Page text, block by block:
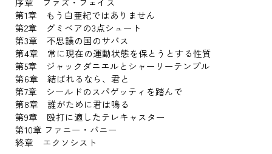
第1章 もう白亜紀ではありません
第2章 グミベアの3点シュート
第3章 不思議の国のサバス
第4章 常に現在の運動状態を保とうとする性質
第5章 ジャックダニエルとシャーリーテンプル
第6章 結ばれるなら、君と
第7章 シールドのスパゲッティを踏んで
第8章 誰がために君は鳴る
第9章 殴打に適したテレキャスター
第10章 ファニー・バニー
終章 エクソシスト